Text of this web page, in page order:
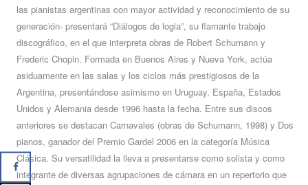
las pianistas argentinas con mayor actividad y reconocimiento de su
generación- presentará “Diálogos de logia”, su flamante trabajo
discográfico, en el que interpreta obras de Robert Schumann y
Frederic Chopin. Formada en Buenos Aires y Nueva York, actúa
asiduamente en las salas y los ciclos más prestigiosos de la
Argentina, presentándose asimismo en Uruguay, España, Estados
Unidos y Alemania desde 1996 hasta la fecha. Entre sus discos
anteriores se destacan Carnavales (obras de Schumann, 1998) y Dos
pianos, ganador del Premio Gardel 2006 en la categoría Música
Clásica. Su versatilidad la lleva a presentarse como solista y como
integrante de diversas agrupaciones de cámara en un repertorio que